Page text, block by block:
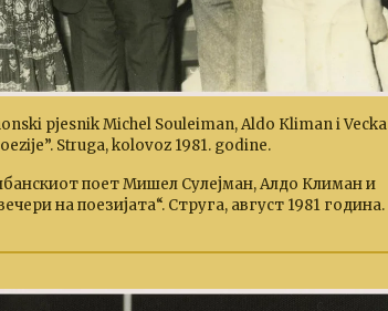
pjesnik Michel Souleiman, Aldo Кliman i Vecka
Struga, kolovoz 1981. godine.
поет Мишел Сулејман, Алдо Климан и
на поезијата“. Струга, август 1981 година.